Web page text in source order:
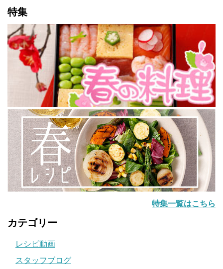
特集
特集一覧はこちら
カテゴリー
レシピ動画
スタッフブログ